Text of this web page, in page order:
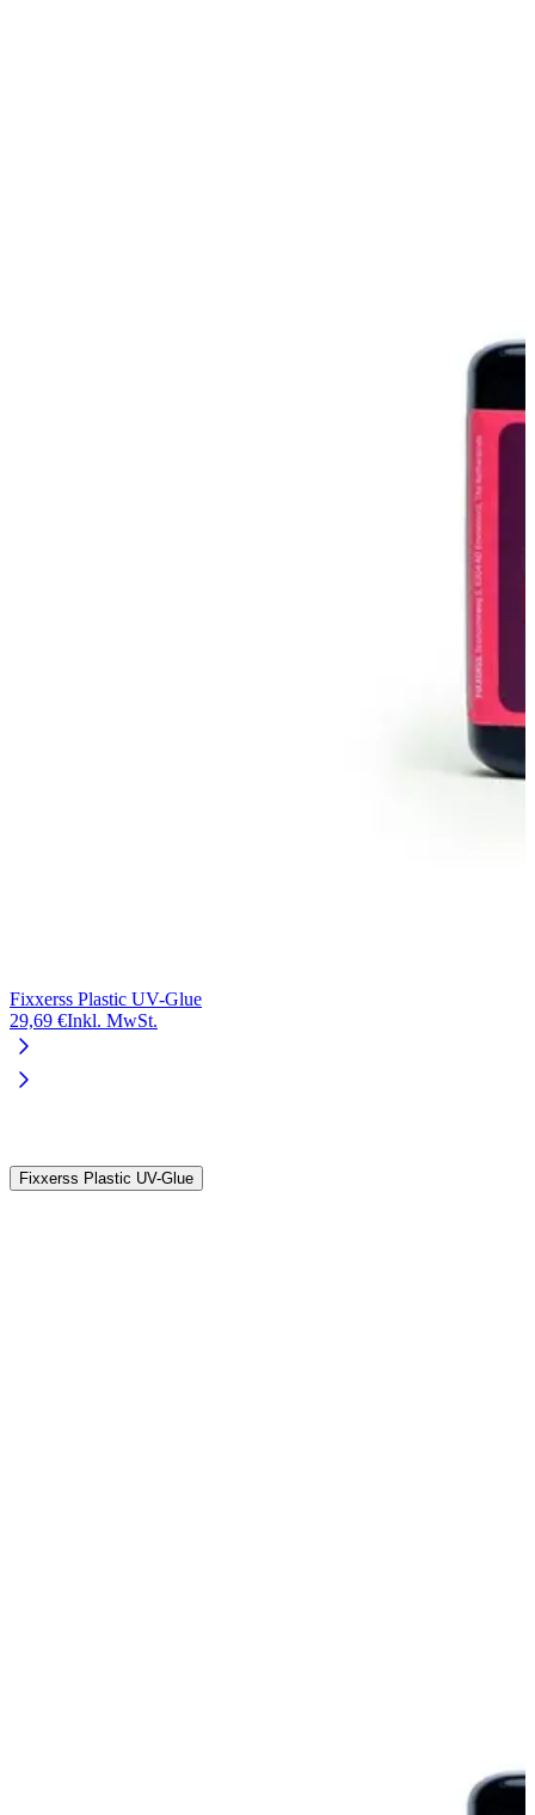
Fixxerss Plastic UV-Glue
29,69 €Inkl. MwSt.
Fixxerss Plastic UV-Glue